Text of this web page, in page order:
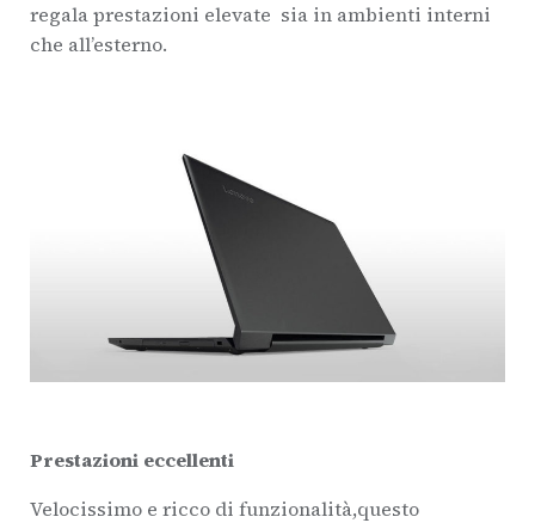
regala prestazioni elevate sia in ambienti interni
che all’esterno.
Prestazioni eccellenti
Velocissimo e ricco di funzionalità,questo